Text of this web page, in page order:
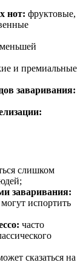
нот: фруктовые,
и премиальные
заваривания:
слишком
заваривания:
испортить
часто
сказаться на